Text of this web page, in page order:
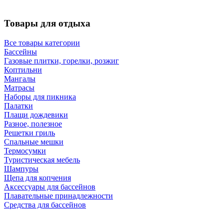
Товары для отдыха
Все товары категории
Бассейны
Газовые плитки, горелки, розжиг
Коптильни
Мангалы
Матрасы
Наборы для пикника
Палатки
Плащи дождевики
Разное, полезное
Решетки гриль
Спальные мешки
Термосумки
Туристическая мебель
Шампуры
Щепа для копчения
Аксессуары для бассейнов
Плавательные принадлежности
Средства для бассейнов